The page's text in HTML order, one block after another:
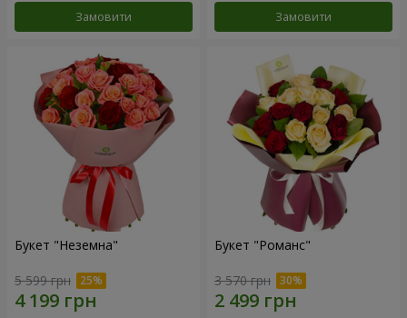
Замовити Замовити
Букет "Неземна"
5 599 грн
Букет "Романс"
3 570 грн